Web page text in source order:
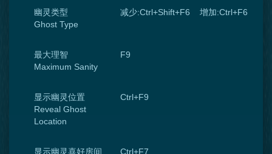
幽灵类型
Ghost Type
减少:Ctrl+Shift+F6 增加:Ctrl+F6
最大理智
Maximum Sanity
F9
显示幽灵位置
Reveal Ghost
Location
Ctrl+F9
显示幽灵喜好房间
Ctrl+F7